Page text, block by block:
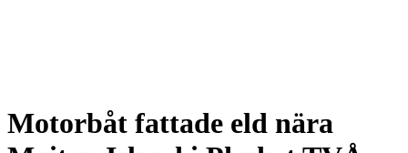
Motorbåt fattade eld nära